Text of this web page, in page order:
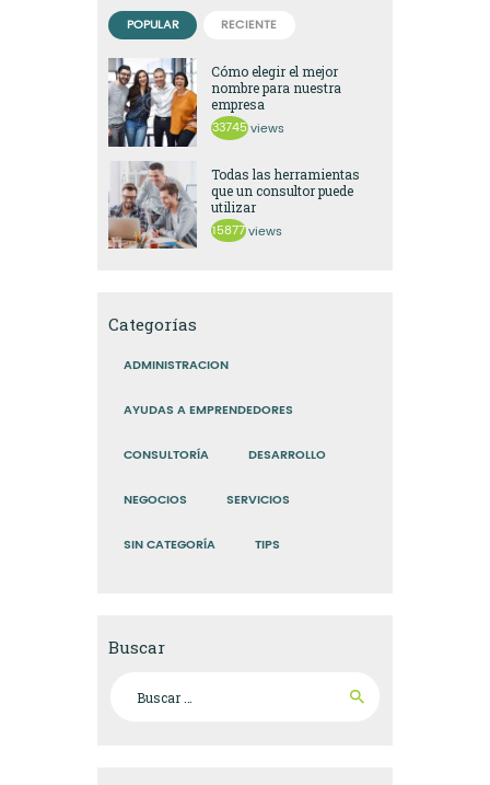
POPULAR RECIENTE
Cómo elegir el mejor
nombre para nuestra
empresa
33745 views
Todas las herramientas
que un consultor puede
utilizar
15877 views
Categorías
ADMINISTRACION
AYUDAS A EMPRENDEDORES
CONSULTORÍA DESARROLLO
NEGOCIOS SERVICIOS
SIN CATEGORÍA TIPS
Buscar